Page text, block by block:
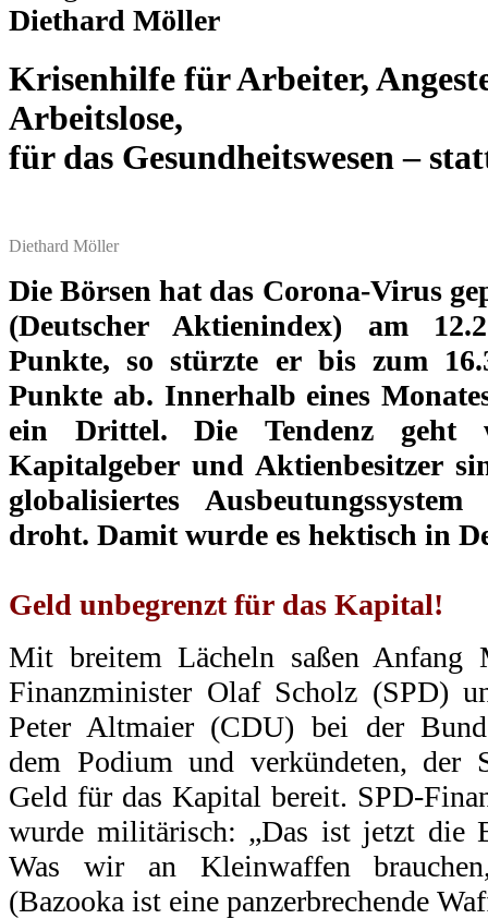
Diethard Möller
Krisenhilfe für Arbeiter,
Arbeitslose,
für das Gesundheitswesen –
Diethard Möller
Die Börsen hat das Corona-Virus
(Deutscher Aktienindex) am
Punkte, so stürzte er bis zum
Punkte ab. Innerhalb eines
ein Drittel. Die Tendenz geht
Kapitalgeber und Aktienbesitzer
globalisiertes Ausbeutungssystem
droht. Damit wurde es hektisch in
Geld unbegrenzt für das Kapital!
Mit breitem Lächeln saßen Anfang
Finanzminister Olaf Scholz (SPD)
Peter Altmaier (CDU) bei der
dem Podium und verkündeten, der
Geld für das Kapital bereit. SPD-
wurde militärisch: „Das ist jetzt die
Was wir an Kleinwaffen
(Bazooka ist eine panzerbrechende